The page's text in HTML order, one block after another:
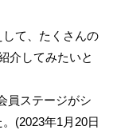
て、たくさんの
介してみたいと
員ステージがシ
(2023年1月20日